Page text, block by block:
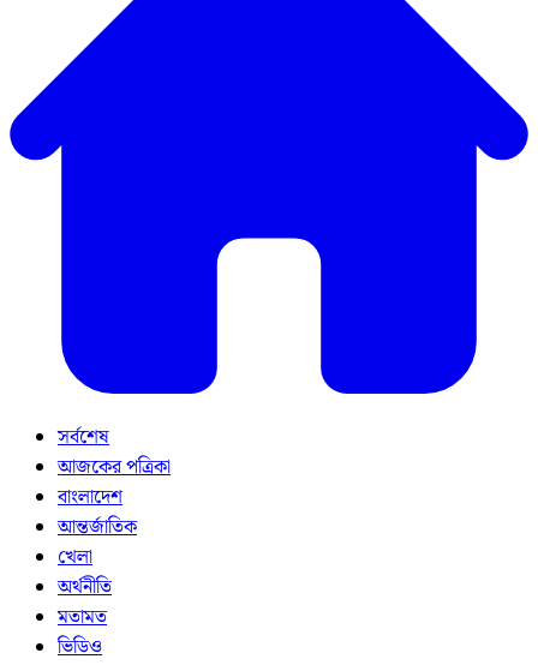
সর্বশেষ
আজকের পত্রিকা
বাংলাদেশ
আন্তর্জাতিক
খেলা
অর্থনীতি
মতামত
ভিডিও